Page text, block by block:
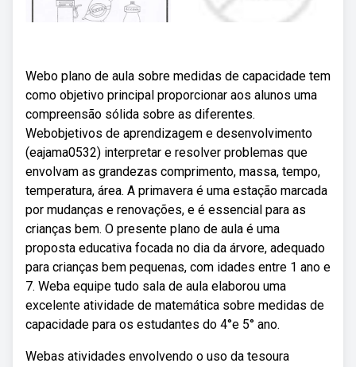
Webo plano de aula sobre medidas de capacidade tem
como objetivo principal proporcionar aos alunos uma
compreensão sólida sobre as diferentes.
Webobjetivos de aprendizagem e desenvolvimento
(eajama0532) interpretar e resolver problemas que
envolvam as grandezas comprimento, massa, tempo,
temperatura, área. A primavera é uma estação marcada
por mudanças e renovações, e é essencial para as
crianças bem. O presente plano de aula é uma
proposta educativa focada no dia da árvore, adequado
para crianças bem pequenas, com idades entre 1 ano e
7. Weba equipe tudo sala de aula elaborou uma
excelente atividade de matemática sobre medidas de
capacidade para os estudantes do 4°e 5° ano.
Webas atividades envolvendo o uso da tesoura